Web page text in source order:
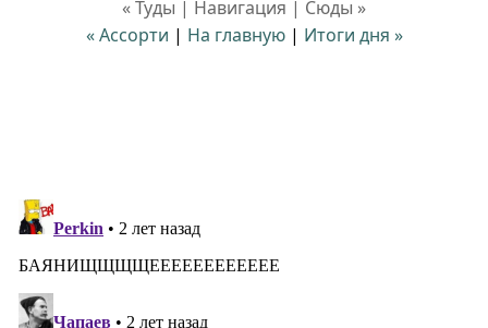
« Туды | Навигация | Сюды »
« Ассорти | На главную| Итоги дня »